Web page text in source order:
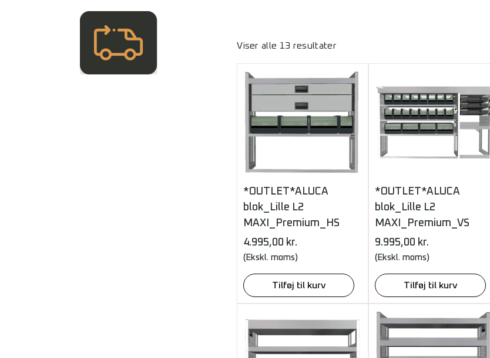
Viser alle 13 resultater
*OUTLET*ALUCA
blok_Lille L2
MAXI_Premium_HS
4.995,00 kr.
(Ekskl. moms)
Tilføj til kurv
*OUTLET*ALUCA
blok_Lille L2
MAXI_Premium_VS
9.995,00 kr.
(Ekskl. moms)
Tilføj til kurv